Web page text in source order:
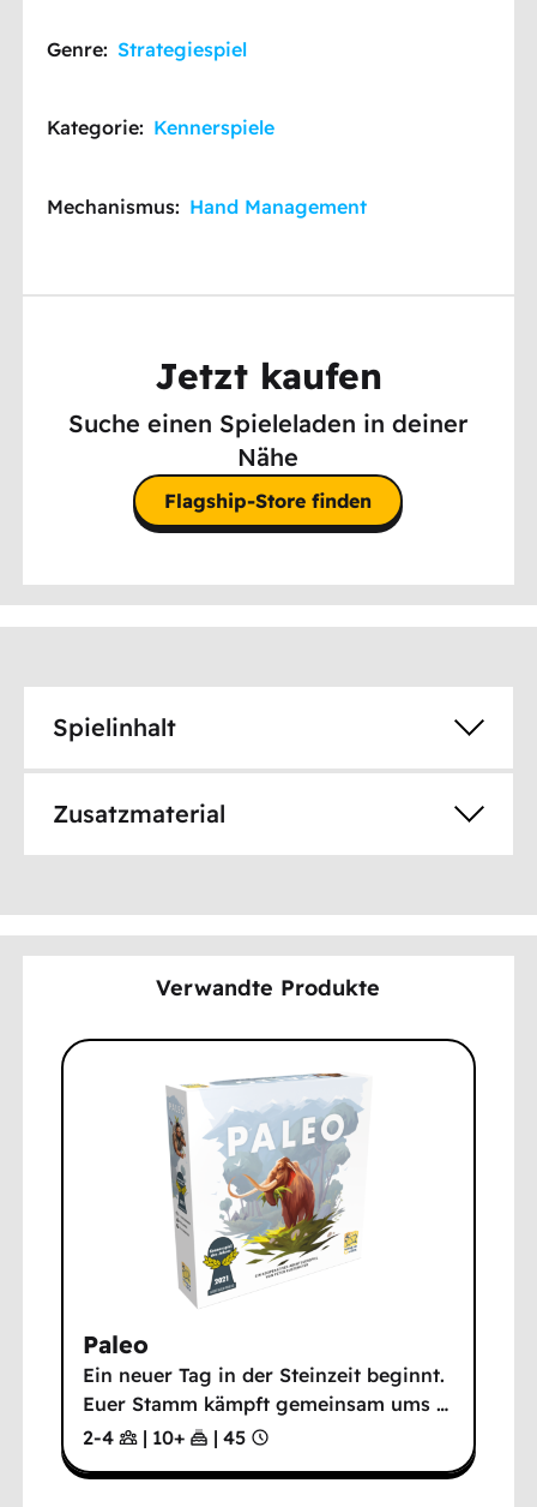
Genre: Strategiespiel
Kategorie: Kennerspiele
Mechanismus: Hand Management
Jetzt kaufen
Suche einen Spieleladen in deiner
Nähe
Flagship-Store finden
Spielinhalt
Zusatzmaterial
Verwandte Produkte
Paleo
Ein neuer Tag in der Steinzeit beginnt.
Euer Stamm kämpft gemeinsam ums…
2-4
| 10+ | 45